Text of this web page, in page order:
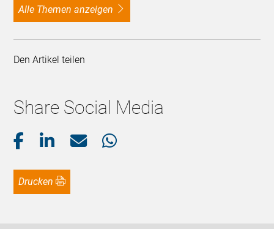
alle Themen anzeigen
Den Artikel teilen
Share Social Media
Drucken